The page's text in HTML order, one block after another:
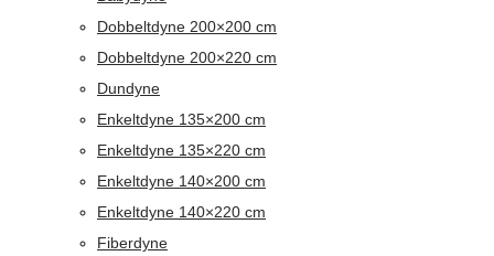
Dobbeltdyne 200×200 cm
Dobbeltdyne 200×220 cm
Dundyne
Enkeltdyne 135×200 cm
Enkeltdyne 135×220 cm
Enkeltdyne 140×200 cm
Enkeltdyne 140×220 cm
Fiberdyne